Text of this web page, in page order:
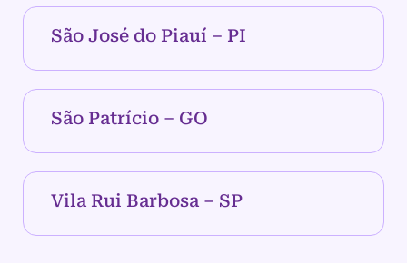
São José do Piauí – PI
São Patrício – GO
Vila Rui Barbosa – SP